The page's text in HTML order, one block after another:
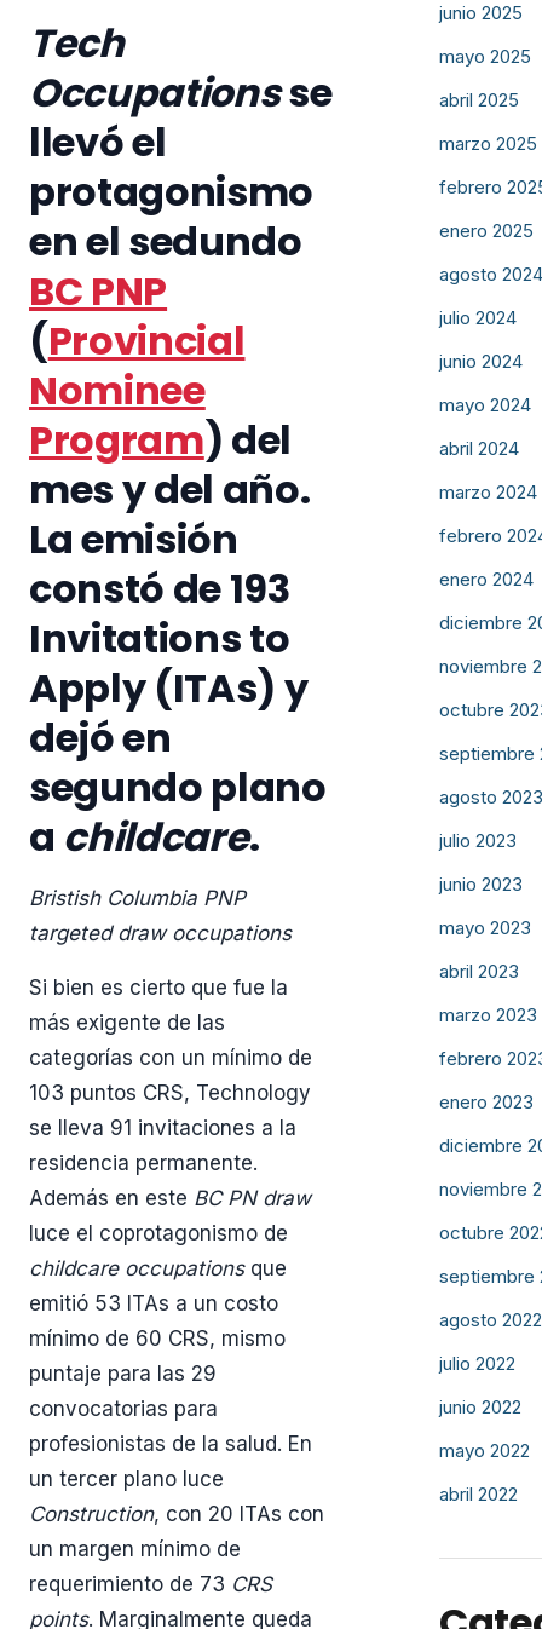
Tech
Occupationsse
llevó el
protagonismo
en el sedundo
BC PNP
(Provincial
Nominee
Program) del
mes y del año.
La emisión
constó de 193
Invitations to
Apply (ITAs) y
dejó en
segundo plano
a childcare.
Bristish Columbia PNP
targeted draw occupations
Si bien es cierto que fue la
más exigente de las
categorías con un mínimo de
103 puntos CRS, Technology
se lleva 91 invitaciones a la
residencia permanente.
Además en este BC PN draw
luce el coprotagonismo de
childcare occupationsque
emitió 53 ITAs a un costo
mínimo de 60 CRS, mismo
puntaje para las 29
convocatorias para
profesionistas de la salud. En
un tercer plano luce
Construction, con 20 ITAs con
un margen mínimo de
requerimiento de 73 CRS
points. Marginalmente queda
junio 2025
mayo 2025
abril 2025
marzo 2025
febrero
enero 2025
agosto 2024
julio 2024
junio 2024
mayo 2024
abril 2024
marzo 2024
febrero
enero 2024
diciembre
noviembre
octubre
septiembre
agosto 2023
julio 2023
junio 2023
mayo 2023
abril 2023
marzo 2023
febrero
enero 2023
diciembre
noviembre
octubre
septiembre
agosto 2022
julio 2022
junio 2022
mayo 2022
abril 2022